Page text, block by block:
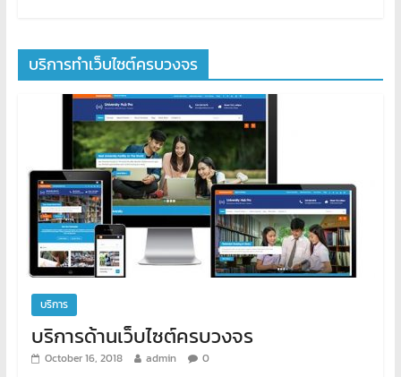
บริการทำเว็บไซต์ครบวงจร
บริการ
บริการด้านเว็บไซต์ครบวงจร
October 16, 2018 admin 0